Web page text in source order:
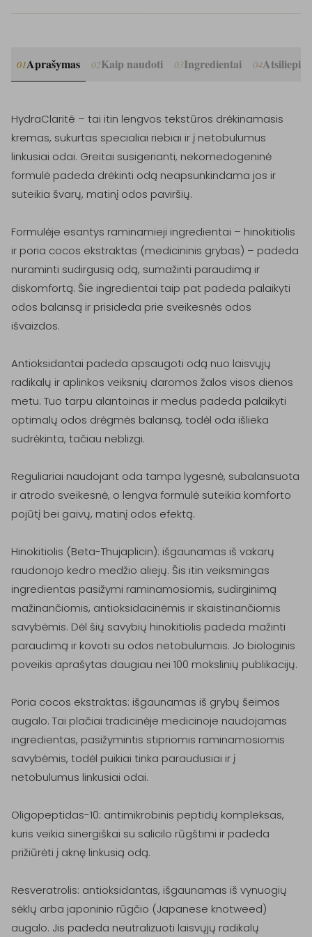
01Aprašymas 02Kaip naudoti 03Ingredientai 04
HydraClarité – tai itin lengvos tekstūros drėkinamasis
kremas, sukurtas specialiai riebiai ir į netobulumus
linkusiai odai. Greitai susigerianti, nekomedogeninė
formulė padeda drėkinti odą neapsunkindama jos ir
suteikia švarų, matinį odos paviršių.
Formulėje esantys raminamieji ingredientai – hinokitiolis
ir poria cocos ekstraktas (medicininis grybas) – padeda
nuraminti sudirgusią odą, sumažinti paraudimą ir
diskomfortą. Šie ingredientai taip pat padeda palaikyti
odos balansą ir prisideda prie sveikesnės odos
išvaizdos.
Antioksidantai padeda apsaugoti odą nuo laisvųjų
radikalų ir aplinkos veiksnių daromos žalos visos dienos
metu. Tuo tarpu alantoinas ir medus padeda palaikyti
optimalų odos drėgmės balansą, todėl oda išlieka
sudrėkinta, tačiau neblizgi.
Reguliariai naudojant oda tampa lygesnė, subalansuota
ir atrodo sveikesnė, o lengva formulė suteikia komforto
pojūtį bei gaivų, matinį odos efektą.
Hinokitiolis (Beta-Thujaplicin): išgaunamas iš vakarų
raudonojo kedro medžio aliejų. Šis itin veiksmingas
ingredientas pasižymi raminamosiomis, sudirginimą
mažinančiomis, antioksidacinėmis ir skaistinančiomis
savybėmis. Dėl šių savybių hinokitiolis padeda mažinti
paraudimą ir kovoti su odos netobulumais. Jo biologinis
poveikis aprašytas daugiau nei 100 mokslinių publikacijų.
Poria cocos ekstraktas: išgaunamas iš grybų šeimos
augalo. Tai plačiai tradicinėje medicinoje naudojamas
ingredientas, pasižymintis stipriomis raminamosiomis
savybėmis, todėl puikiai tinka paraudusiai ir į
netobulumus linkusiai odai.
Oligopeptidas-10: antimikrobinis peptidų kompleksas,
kuris veikia sinergiškai su salicilo rūgštimi ir padeda
prižiūrėti į aknę linkusią odą.
Resveratrolis: antioksidantas, išgaunamas iš vynuogių
sėklų arba japoninio rūgčio (Japanese knotweed)
augalo. Jis padeda neutralizuoti laisvųjų radikalų